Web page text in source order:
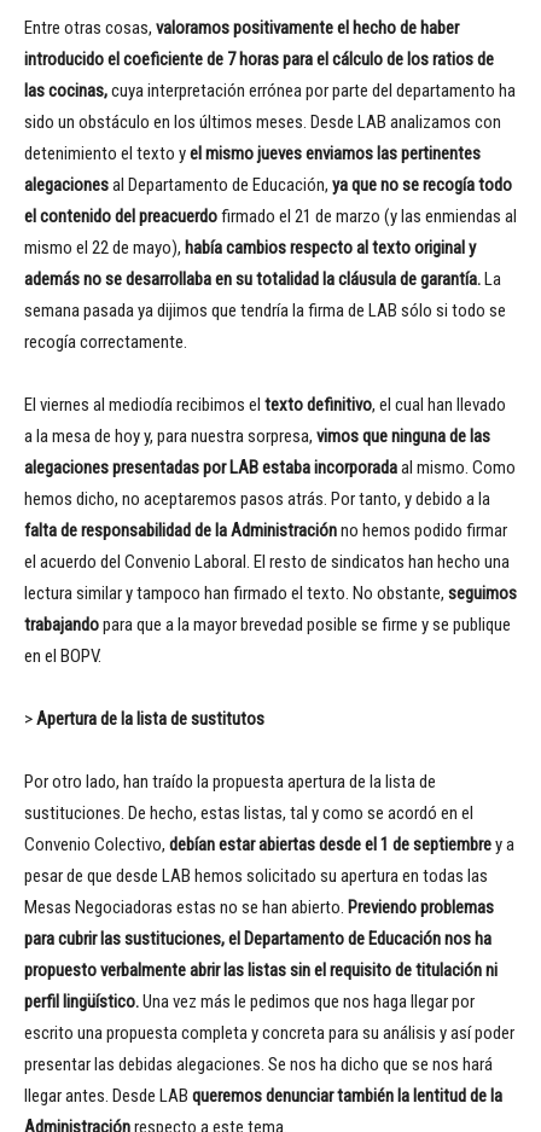
Entre otras cosas, valoramos positivamente el hecho de haber
introducido el coeficiente de 7 horas para el cálculo de los ratios de
las cocinas,cuya interpretación errónea por parte del departamento ha
sido un obstáculo en los últimos meses. Desde LAB analizamos con
detenimiento el texto yel mismo jueves enviamos las pertinentes
alegacionesal Departamento de Educación, ya que no se recogía todo
el contenido del preacuerdofirmado el 21 de marzo (y las enmiendas al
mismo el 22 de mayo), había cambios respecto al texto original y
además no se desarrollaba en su totalidad la cláusula de garantía.La
semana pasada ya dijimos que tendría la firma de LAB sólo si todo se
recogía correctamente.
El viernes al mediodía recibimos el texto definitivo, el cual han llevado
a la mesa de hoy y, para nuestra sorpresa, vimos que ninguna de las
alegaciones presentadas por LAB estaba incorporadaal mismo. Como
hemos dicho, no aceptaremos pasos atrás. Por tanto, y debido a la
falta de responsabilidad de la Administraciónno hemos podido firmar
el acuerdo del Convenio Laboral. El resto de sindicatos han hecho una
lectura similar y tampoco han firmado el texto. No obstante, seguimos
trabajandopara que a la mayor brevedad posible se firme y se publique
en el BOPV.
>Apertura de la lista de sustitutos
Por otro lado, han traído la propuesta apertura de la lista de
sustituciones. De hecho, estas listas, tal y como se acordó en el
Convenio Colectivo, debían estar abiertas desde el 1 de septiembrey a
pesar de que desde LAB hemos solicitado su apertura en todas las
Mesas Negociadoras estas no se han abierto. Previendo problemas
para cubrir las sustituciones, el Departamento de Educación nos ha
propuesto verbalmente abrir las listas sin el requisito de titulación ni
perfil lingüístico.Una vez más le pedimos que nos haga llegar por
escrito una propuesta completa y concreta para su análisis y así poder
presentar las debidas alegaciones. Se nos ha dicho que se nos hará
llegar antes. Desde LAB queremos denunciar también la lentitud de la
Administraciónrespecto a este tema.